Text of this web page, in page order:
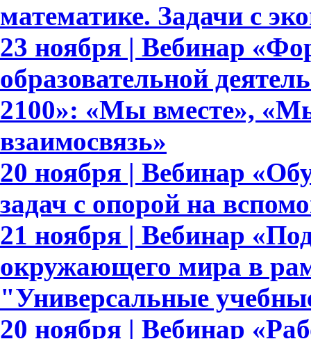
математике. Задачи с
23 ноября | Вебинар
образовательной
2100»: «Мы вместе»,
взаимосвязь»
20 ноября | Вебинар
задач с опорой на
21 ноября | Вебинар
окружающего мира в
"Универсальные
20 ноября | Вебинар